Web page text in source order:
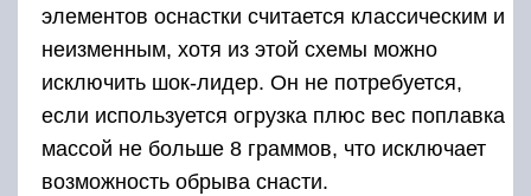
элементов оснастки считается классическим и
неизменным, хотя из этой схемы можно
исключить шок-лидер. Он не потребуется,
если используется огрузка плюс вес поплавка
массой не больше 8 граммов, что исключает
возможность обрыва снасти.